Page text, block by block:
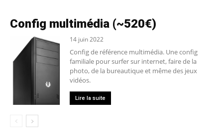
Config multimédia (~520€)
14 juin 2022
Config de référence multimédia. Une config
familiale pour surfer sur internet, faire de la
photo, de la bureautique et même des jeux
vidéos.
Lire la suite